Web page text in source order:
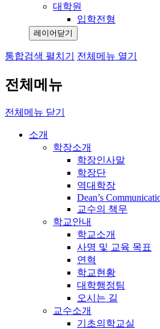
대학원
입학전형
레이어닫기
통합검색 펼치기 전체메뉴 열기
전체메뉴
전체메뉴 닫기
소개
학장소개
학장인사말
학장단
역대학장
Dean’s
교수의 책무
학교안내
학교소개
사명 및 교육 목표
연혁
학교현황
대학행정팀
오시는 길
교수소개
기초의학교실